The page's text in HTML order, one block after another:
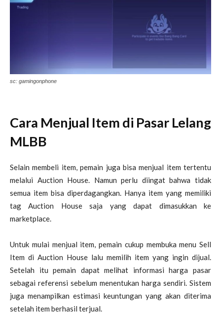
sc: gamingonphone
Cara Menjual Item di Pasar Lelang
MLBB
Selain membeli item, pemain juga bisa menjual item tertentu
melalui Auction House. Namun perlu diingat bahwa tidak
semua item bisa diperdagangkan. Hanya item yang memiliki
tag Auction House saja yang dapat dimasukkan ke
marketplace.
Untuk mulai menjual item, pemain cukup membuka menu Sell
Item di Auction House lalu memilih item yang ingin dijual.
Setelah itu pemain dapat melihat informasi harga pasar
sebagai referensi sebelum menentukan harga sendiri. Sistem
juga menampilkan estimasi keuntungan yang akan diterima
setelah item berhasil terjual.